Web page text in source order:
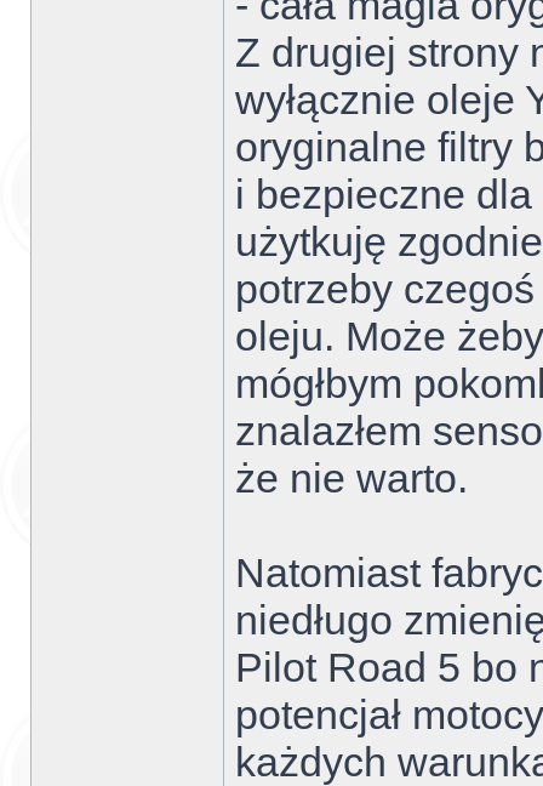
Z drugiej strony
wyłącznie oleje
oryginalne filtry
i bezpieczne
użytkuję
potrzeby
oleju. Może
mógłbym
znalazłem
że nie warto.
Natomiast
niedługo
Pilot Road 5 bo
potencjał
każdych